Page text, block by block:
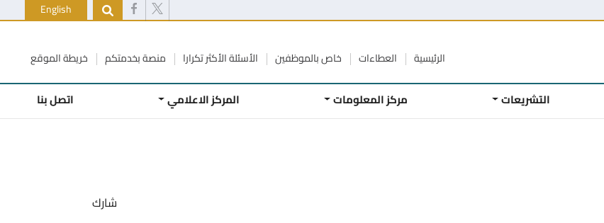
English
الرئيسية العطاءات خاص بالموظفين الأسئلة الأكثر تكرارا منصة بخدمتكم خريطة الموقع
التشريعات مركز المعلومات المركز الاعلامي اتصل بنا
شارك